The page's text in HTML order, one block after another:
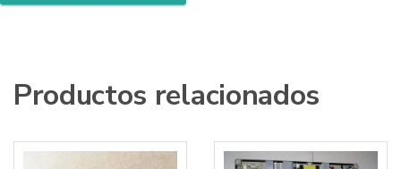
Productos relacionados